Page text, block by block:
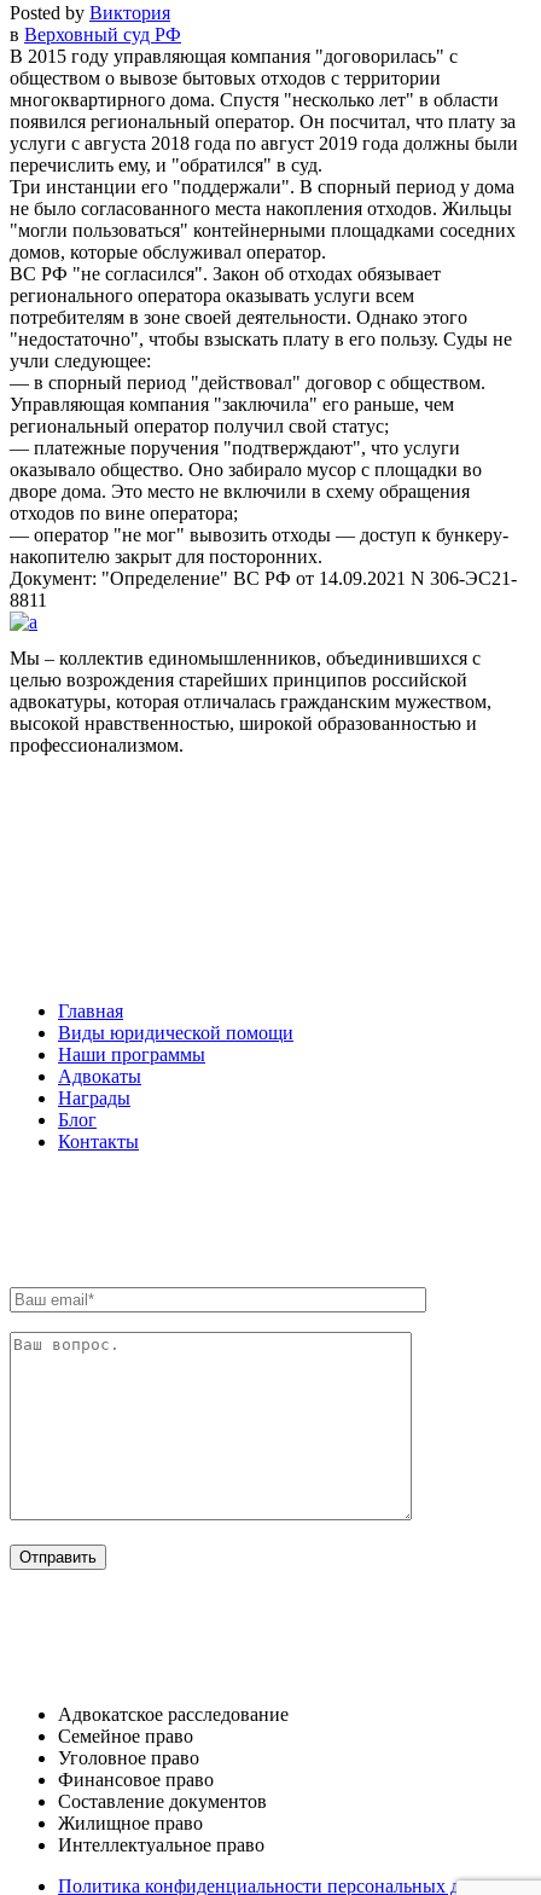
Posted by Виктория
в Верховный суд РФ
В 2015 году управляющая компания
договорилась
с
обществом о вывозе бытовых отходов с территории
многоквартирного дома. Спустя
несколько лет
в области
появился региональный оператор. Он посчитал, что плату за
услуги с августа 2018 года по август 2019 года должны были
перечислить ему, и
обратился
в суд.
Три инстанции его
поддержали . В спорный период у дома
не было согласованного места накопления отходов. Жильцы
могли пользоваться
контейнерными площадками соседних
домов, которые обслуживал оператор.
ВС РФ
не согласился . Закон об отходах обязывает
регионального оператора оказывать услуги всем
потребителям в зоне своей деятельности. Однако этого
недостаточно , чтобы взыскать плату в его пользу. Суды не
учли следующее:
— в спорный период
действовал
договор с обществом.
Управляющая компания
заключила
его раньше, чем
региональный оператор получил свой статус;
— платежные поручения
подтверждают , что услуги
оказывало общество. Оно забирало мусор с площадки во
дворе дома. Это место не включили в схему обращения
отходов по вине оператора;
— оператор
не мог
вывозить отходы — доступ к бункеру-
накопителю закрыт для посторонних.
Документ:
Определение
ВС РФ от 14.09.2021 N 306-ЭС21-
8811
Мы – коллектив единомышленников, объединившихся с
целью возрождения старейших принципов российской
адвокатуры, которая отличалась гражданским мужеством,
высокой нравственностью, широкой образованностью и
профессионализмом.
Главная
Виды юридической помощи
Наши программы
Адвокаты
Награды
Блог
Контакты
Адвокатское расследование
Семейное право​
Уголовное право​
Финансовое право
Составление документов​
Жилищное право​
Интеллектуальное право
Политика конфиденциальности персональных данных